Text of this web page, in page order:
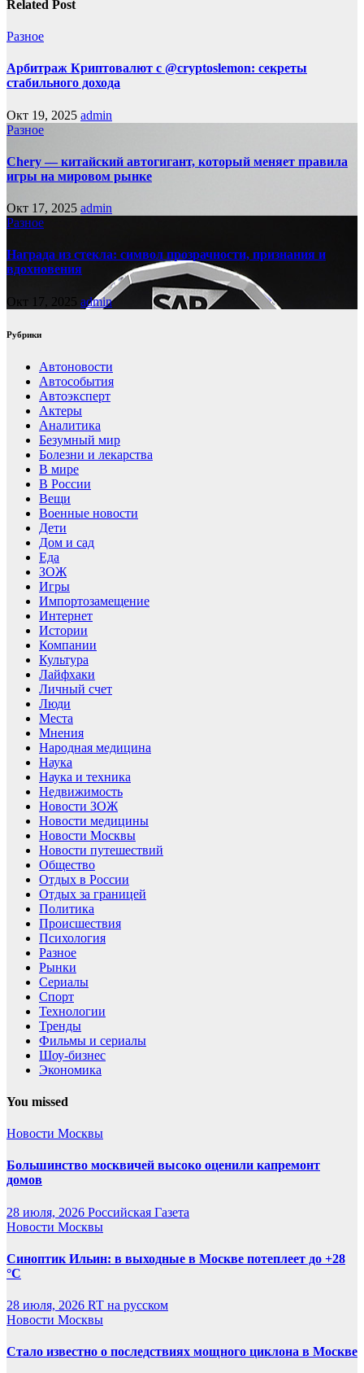
Related Post
Разное
Арбитраж Криптовалют с @cryptoslemon: секреты
стабильного дохода
Окт 19, 2025 admin
Разное
Chery — китайский автогигант, который меняет правила
игры на мировом рынке
Окт 17, 2025 admin
Разное
Награда из стекла: символ прозрачности, признания и
вдохновения
Окт 17, 2025 admin
Рубрики
Автоновости
Автособытия
Автоэксперт
Актеры
Аналитика
Безумный мир
Болезни и лекарства
В мире
В России
Вещи
Военные новости
Дети
Дом и сад
Еда
ЗОЖ
Игры
Импортозамещение
Интернет
Истории
Компании
Культура
Лайфхаки
Личный счет
Люди
Места
Мнения
Народная медицина
Наука
Наука и техника
Недвижимость
Новости ЗОЖ
Новости медицины
Новости Москвы
Новости путешествий
Общество
Отдых в России
Отдых за границей
Политика
Происшествия
Психология
Разное
Рынки
Сериалы
Спорт
Технологии
Тренды
Фильмы и сериалы
Шоу-бизнес
Экономика
You missed
Новости Москвы
Большинство москвичей высоко оценили капремонт
домов
28 июля, 2026 Российская Газета
Новости Москвы
Синоптик Ильин: в выходные в Москве потеплеет до +28
°C
28 июля, 2026 RT на русском
Новости Москвы
Стало известно о последствиях мощного циклона в Москве